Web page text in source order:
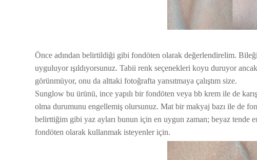
Önce adından belirtildiği gibi fondöten olarak değerlendirelim.
uyguluyor ışıldıyorsunuz. Tabii renk seçenekleri koyu duruyor
görünmüyor, onu da alttaki fotoğrafta yansıtmaya çalıştım size.
Sunglow bu ürünü, ince yapılı bir fondöten veya bb krem ile de
olma durumunu engellemiş olursunuz. Mat bir makyaj bazı ile de
belirttiğim gibi yaz ayları bunun için en uygun zaman; beyaz tende
fondöten olarak kullanmak isteyenler için.